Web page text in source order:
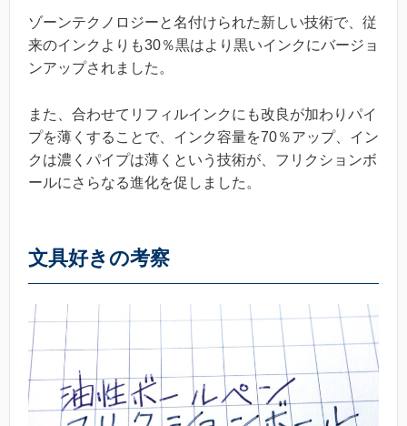
ゾーンテクノロジーと名付けられた新しい技術で、従
来のインクよりも30％黒はより黒いインクにバージョ
ンアップされました。
また、合わせてリフィルインクにも改良が加わりパイ
プを薄くすることで、インク容量を70％アップ、イン
クは濃くパイプは薄くという技術が、フリクションボ
ールにさらなる進化を促しました。
文具好きの考察